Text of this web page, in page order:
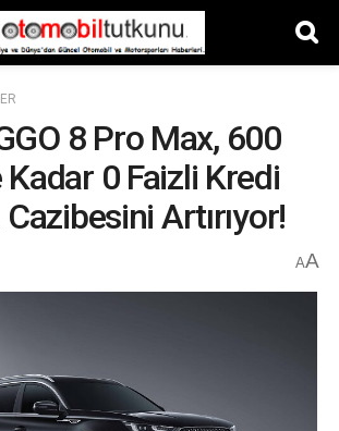
8 Pro Max, 600
Kadar 0 Faizli Kredi
Cazibesini Artırıyor!
AA